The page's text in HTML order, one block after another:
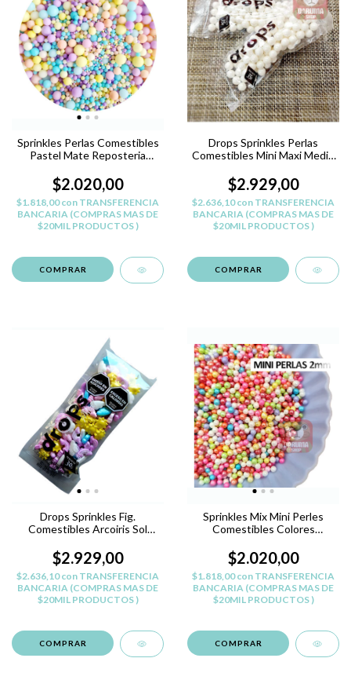
Sprinkles Perlas Comestibles
Pastel Mate Reposteria
$2.020,00
$1.818,00con TRANSFERENCIA
BANCARIA (COMPRAS MAS DE
$20MIL PRODUCTOS )
Drops Sprinkles Perlas
Comestibles Mini Maxi Medio
$2.929,00
$2.636,10con TRANSFERENCIA
BANCARIA (COMPRAS MAS DE
$20MIL PRODUCTOS )
Drops Sprinkles Fig.
Comestibles Arcoiris Sol
$2.929,00
$2.636,10con TRANSFERENCIA
BANCARIA (COMPRAS MAS DE
$20MIL PRODUCTOS )
Sprinkles Mix Mini Perles
Comestibles Colores
$2.020,00
$1.818,00con TRANSFERENCIA
BANCARIA (COMPRAS MAS DE
$20MIL PRODUCTOS )